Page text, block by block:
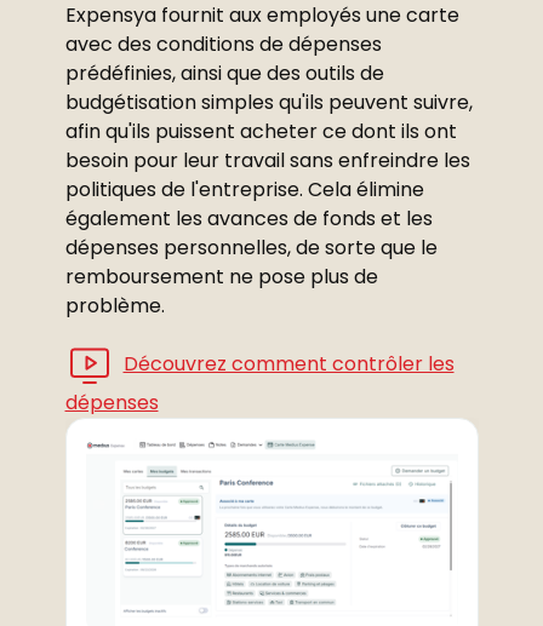
Expensya fournit aux employés une carte
avec des conditions de dépenses
prédéfinies, ainsi que des outils de
budgétisation simples qu'ils peuvent suivre,
afin qu'ils puissent acheter ce dont ils ont
besoin pour leur travail sans enfreindre les
politiques de l'entreprise. Cela élimine
également les avances de fonds et les
dépenses personnelles, de sorte que le
remboursement ne pose plus de
problème.
Découvrez comment contrôler les
dépenses